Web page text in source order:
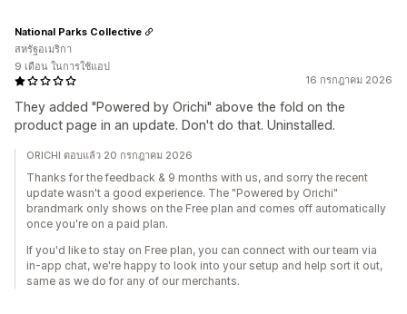
16 กรกฎาคม 2026
They added "Powered by Orichi" above the fold on the
product page in an update. Don't do that. Uninstalled.
National Parks Collective
สหรัฐอเมริกา
9 เดือน ในการใช้แอป
ORICHI ตอบแล้ว 20 กรกฎาคม 2026
Thanks for the feedback & 9 months with us, and sorry the recent
update wasn't a good experience. The "Powered by Orichi"
brandmark only shows on the Free plan and comes off automatically
once you're on a paid plan.
If you'd like to stay on Free plan, you can connect with our team via
in-app chat, we're happy to look into your setup and help sort it out,
same as we do for any of our merchants.